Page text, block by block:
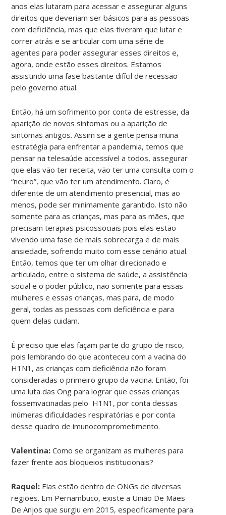
anos elas lutaram para acessar e assegurar alguns
direitos que deveriam ser básicos para as pessoas
com deficiência, mas que elas tiveram que lutar e
correr atrás e se articular com uma série de
agentes para poder assegurar esses direitos e,
agora, onde estão esses direitos. Estamos
assistindo uma fase bastante difícil de recessão
pelo governo atual.
Então, há um sofrimento por conta de estresse, da
aparição de novos sintomas ou a aparição de
sintomas antigos. Assim se a gente pensa muna
estratégia para enfrentar a pandemia, temos que
pensar na telesaúde accessível a todos, assegurar
que elas vão ter receita, vão ter uma consulta com o
“neuro”, que vão ter um atendimento. Claro, é
diferente de um atendimento presencial, mas ao
menos, pode ser minimamente garantido. Isto não
somente para as crianças, mas para as mães, que
precisam terapias psicossociais pois elas estão
vivendo uma fase de mais sobrecarga e de mais
ansiedade, sofrendo muito com esse cenário atual.
Então, temos que ter um olhar direcionado e
articulado, entre o sistema de saúde, a assistência
social e o poder público, não somente para essas
mulheres e essas crianças, mas para, de modo
geral, todas as pessoas com deficiência e para
quem delas cuidam.
É preciso que elas façam parte do grupo de risco,
pois lembrando do que aconteceu com a vacina do
H1N1, as crianças com deficiência não foram
consideradas o primeiro grupo da vacina. Então, foi
uma luta das Ong para lograr que essas crianças
fossemvacinadas pelo H1N1, por conta dessas
inúmeras dificuldades respiratórias e por conta
desse quadro de imunocomprometimento.
Valentina: Como se organizam as mulheres para
fazer frente aos bloqueios institucionais?
Raquel: Elas estão dentro de ONGs de diversas
regiões. Em Pernambuco, existe a União De Mães
De Anjos que surgiu em 2015, especificamente para